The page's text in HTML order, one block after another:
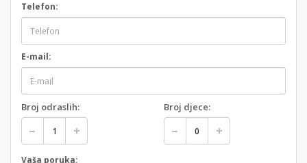
Telefon:
E-mail:
Broj odraslih: Broj djece:
Vaša poruka: